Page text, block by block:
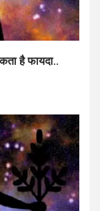
है फायदा..